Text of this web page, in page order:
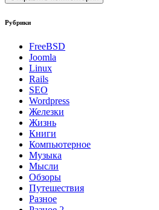
Рубрики
FreeBSD
Joomla
Linux
Rails
SEO
Wordpress
Железки
Жизнь
Книги
Компьютерное
Музыка
Мысли
Обзоры
Путешествия
Разное